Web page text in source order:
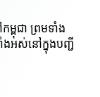
ពុជា ព្រមទាំង
អស់នៅក្នុងបញ្ជី